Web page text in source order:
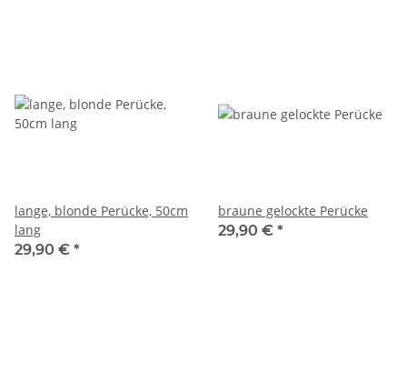
lange, blonde Perücke, 50cm
lang
29,90 € *
braune gelockte Perücke
29,90 € *